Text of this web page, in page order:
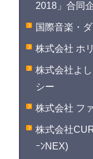
2018」合同
国際音楽・
株式会社 ホ
株式会社よ
シー
株式会社 フ
株式会社
ｰﾝNEX)